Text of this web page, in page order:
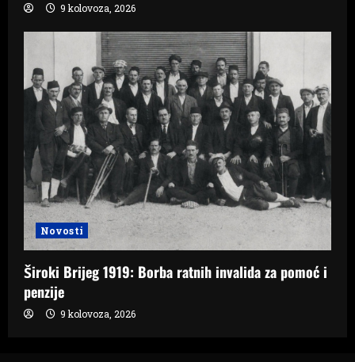
9 kolovoza, 2026
Novosti
Široki Brijeg 1919: Borba ratnih invalida za pomoć i
penzije
9 kolovoza, 2026